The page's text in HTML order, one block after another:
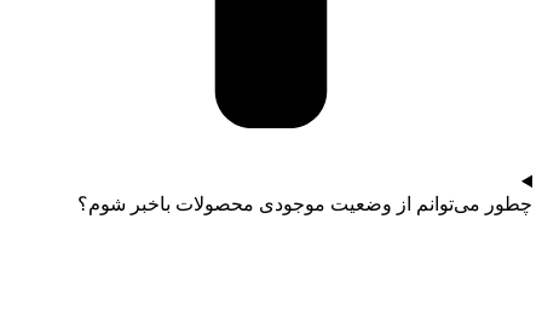
چطور می‌توانم از وضعیت موجودی محصولات باخبر شوم؟